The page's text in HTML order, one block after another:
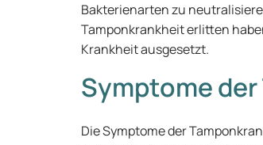
Bakterienarten zu
Tamponkrankheit erlitten
Krankheit ausgesetzt.
Symptome
Die Symptome der